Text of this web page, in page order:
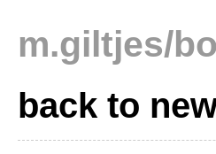
m.giltjes/
back to